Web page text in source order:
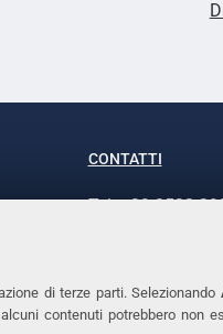
di terze parti. Selezionando
contenuti potrebbero non
CONTATTI
Tel. +39 0532